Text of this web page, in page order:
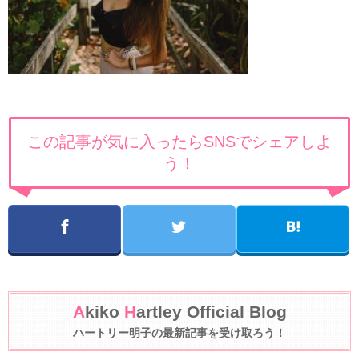
この記事が気に入ったらSNSでシェアしよ
う！
Akiko Hartley Official Blog
ハートリー明子の最新記事を受け取ろう！